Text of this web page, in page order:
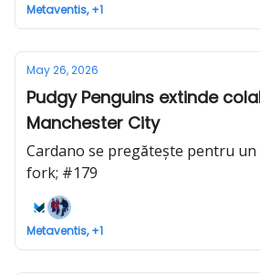
Metaventis, +1
May 26, 2026
Pudgy Penguins extinde
Manchester City
Cardano se pregătește pentru
fork; #179
Metaventis, +1